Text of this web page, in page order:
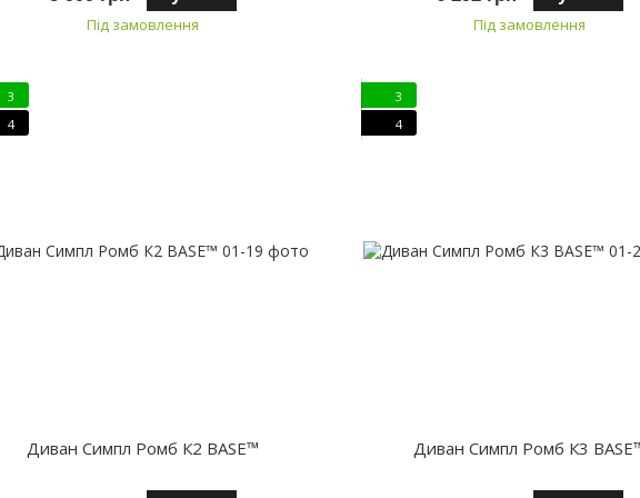
Під замовлення Під замовлення
3
4
Диван Симпл Ромб К2 BASE™
3
4
Диван Симпл Ромб К3